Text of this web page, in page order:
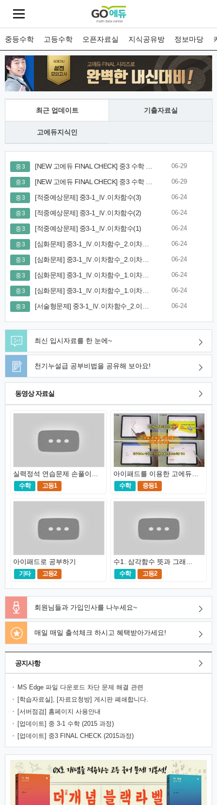
중등수학 고등수학 오픈자료실 지식공유방 정보마당
최근 업데이트 기출자료실
고에듀지식인
중 3 06-29
중 3 06-29
중 3 [적중예상문제] 중3-1_Ⅳ.이차함수(3) 06-24
중 3 [적중예상문제] 중3-1_Ⅳ.이차함수(2) 06-24
중 3 [적중예상문제] 중3-1_Ⅳ.이차함수(1) 06-24
중 3 [심화문제] 중3-1_Ⅳ.이차함수_2.이차함수 그래프와 활용(2) 06-24
중 3 [심화문제] 중3-1_Ⅳ.이차함수_2.이차함수 그래프와 활용(1) 06-24
중 3 [심화문제] 중3-1_Ⅳ.이차함수_1.이차함수와 그 그래프(2) 06-24
중 3 [심화문제] 중3-1_Ⅳ.이차함수_1.이차함수와 그 그래프(1) 06-24
중 3 06-24
최신 입시자료를 한 눈에~
천기누설급 공부비법을 공유해 보아요!
동영상 자료실
수학 고등1 수학 중등1
아이패드로 공부하기
기타 고등2 수학 고등2
회원님들과 가입인사를 나누세요~
매일 매일 출석체크 하시고 혜택받아가세요!
공지사항
MS Edge 파일 다운로드 차단 문제 해결 관련
[학습자료실], [자료요청방] 게시판 폐쇄합니다.
[서버점검] 홈페이지 사용안내
[업데이트] 중 3-1 수학 (2015 과정)
[업데이트] 중3 FINAL CHECK (2015과정)